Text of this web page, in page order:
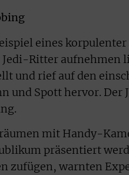
eines korpulenter
Ritter aufnehmen
und rief auf den
und Spott hervor. Der
mit Handy-
präsentiert
zufügen, warnten